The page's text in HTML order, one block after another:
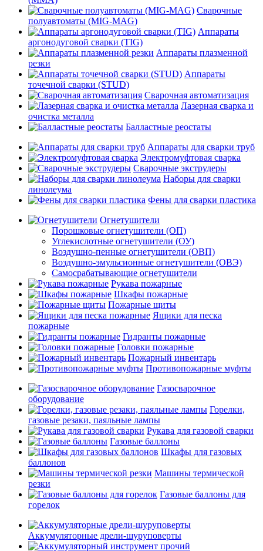
Сварочные
полуавтоматы (MIG-MAG)
Аппараты
аргонодуговой сварки (TIG)
Аппараты плазменной
резки
Аппараты
точечной сварки (STUD)
Сварочная автоматизация
Лазерная сварка и
очистка металла
Балластные реостаты
Аппараты для сварки труб
Электромуфтовая сварка
Сварочные экструдеры
Наборы для сварки
линолеума
Фены для сварки пластика
Огнетушители
Порошковые огнетушители (ОП)
Углекислотные огнетушители (ОУ)
Воздушно-пенные огнетушители (ОВП)
Воздушно-эмульсионные огнетушители (ОВЭ)
Самосрабатывающие огнетушители
Рукава пожарные
Шкафы пожарные
Пожарные щиты
Ящики для песка
пожарные
Гидранты пожарные
Головки пожарные
Пожарный инвентарь
Противопожарные муфты
Газосварочное
оборудование
Горелки,
газовые резаки, паяльные лампы
Рукава для газовой сварки
Газовые баллоны
Шкафы для газовых
баллонов
Машины термической
резки
Газовые баллоны для
горелок
Аккумуляторные дрели-шуруповерты